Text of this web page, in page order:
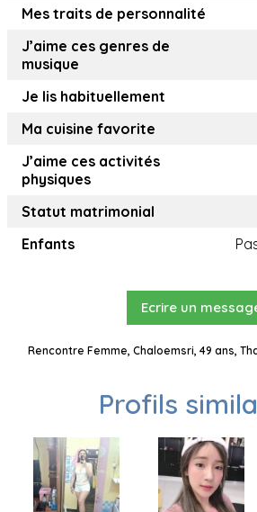
Mes traits de personnalité
J’aime ces genres de
musique
Je lis habituellement
Ma cuisine favorite
J’aime ces activités
physiques
Statut matrimonial
Enfants
Ecrire un
Rencontre Femme, Chaloemsri, 49 ans,
Profils